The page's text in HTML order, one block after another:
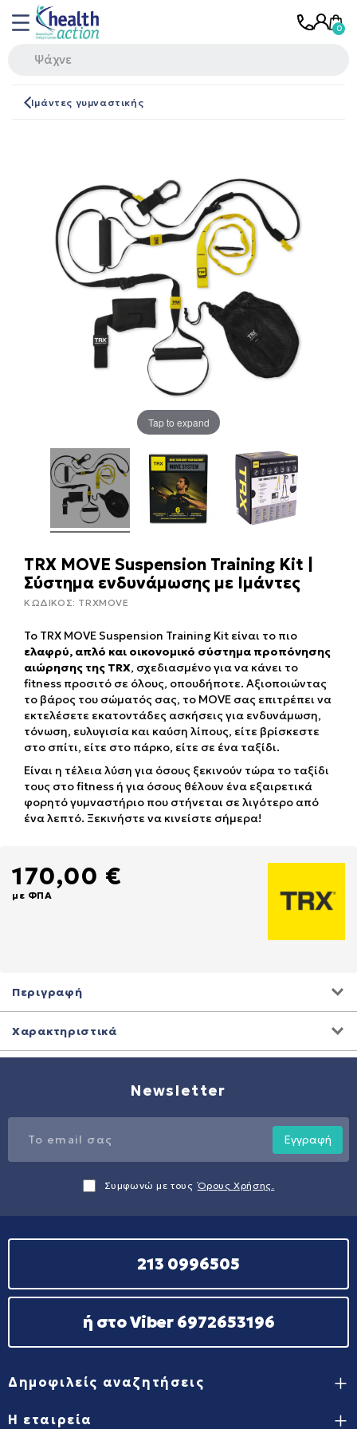
Ιμάντες γυμναστικής
Tap to expand
TRX MOVE Suspension Training Kit |
Σύστημα ενδυνάμωσης με Ιμάντες
ΚΩΔΙΚΟΣ: TRXMOVE
Το TRX MOVE Suspension Training Kit είναι το πιο
ελαφρύ, απλό και οικονομικό σύστημα προπόνησης
αιώρησης της TRX, σχεδιασμένο για να κάνει το
fitness προσιτό σε όλους, οπουδήποτε. Αξιοποιώντας
το βάρος του σώματός σας, το MOVE σας επιτρέπει να
εκτελέσετε εκατοντάδες ασκήσεις για ενδυνάμωση,
τόνωση, ευλυγισία και καύση λίπους, είτε βρίσκεστε
στο σπίτι, είτε στο πάρκο, είτε σε ένα ταξίδι.
Είναι η τέλεια λύση για όσους ξεκινούν τώρα το ταξίδι
τους στο fitness ή για όσους θέλουν ένα εξαιρετικά
φορητό γυμναστήριο που στήνεται σε λιγότερο από
ένα λεπτό. Ξεκινήστε να κινείστε σήμερα!
170,00 €
με ΦΠΑ
Περιγραφή
Χαρακτηριστικά
Newsletter
Εγγραφή
Συμφωνώ με τους Όρους Χρήσης.
213 0996505
ή στο Viber 6972653196
Δημοφιλείς αναζητήσεις
Η εταιρεία